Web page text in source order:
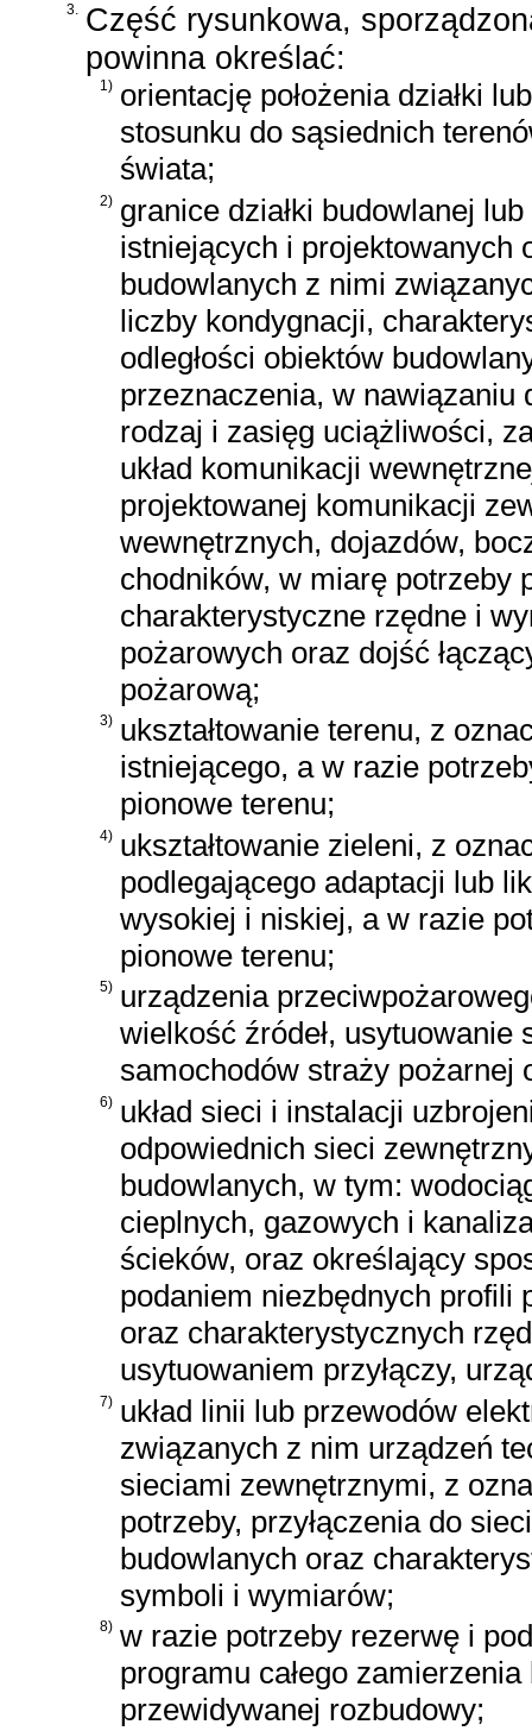
3. Część rysunkowa,
powinna określać:
1) orientację położenia działki
stosunku do sąsiednich
świata;
2) granice działki budowlanej
istniejących i projektowanych
budowlanych z nimi
liczby kondygnacji,
odległości obiektów
przeznaczenia, w nawiązaniu
rodzaj i zasięg uciążliwości,
układ komunikacji
projektowanej komunikacji
wewnętrznych, dojazdów,
chodników, w miarę potrzeby
charakterystyczne rzędne i
pożarowych oraz dojść
pożarową;
3) ukształtowanie terenu, z
istniejącego, a w razie
pionowe terenu;
4) ukształtowanie zieleni, z
podlegającego adaptacji lub
wysokiej i niskiej, a w razie
pionowe terenu;
5) urządzenia
wielkość źródeł,
samochodów straży pożarnej
6) układ sieci i instalacji
odpowiednich sieci
budowlanych, w tym:
cieplnych, gazowych i
ścieków, oraz określający
podaniem niezbędnych profili
oraz charakterystycznych
usytuowaniem przyłączy,
7) układ linii lub przewodów
związanych z nim urządzeń
sieciami zewnętrznymi, z
potrzeby, przyłączenia do
budowlanych oraz
symboli i wymiarów;
8) w razie potrzeby rezerwę i
programu całego
przewidywanej rozbudowy;